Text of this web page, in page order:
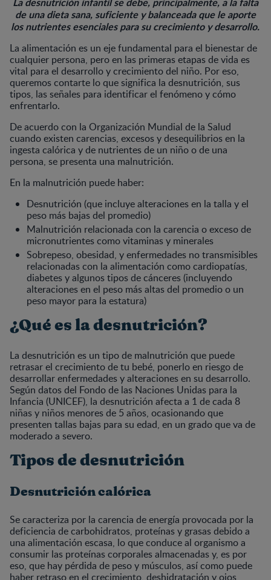
de una dieta sana, suficiente y balanceada que le aporte
los nutrientes esenciales para su crecimiento y desarrollo.
La alimentación es un eje fundamental para el bienestar de
cualquier persona, pero en las primeras etapas de vida es
vital para el desarrollo y crecimiento del niño. Por eso,
queremos contarte lo que significa la desnutrición, sus
tipos, las señales para identificar el fenómeno y cómo
enfrentarlo.
De acuerdo con la Organización Mundial de la Salud
cuando existen carencias, excesos y desequilibrios en la
ingesta calórica y de nutrientes de un niño o de una
persona, se presenta una malnutrición.
En la malnutrición puede haber:
Desnutrición (que incluye alteraciones en la talla y el
peso más bajas del promedio)
Malnutrición relacionada con la carencia o exceso de
micronutrientes como vitaminas y minerales
Sobrepeso, obesidad, y enfermedades no transmisibles
relacionadas con la alimentación como cardiopatías,
diabetes y algunos tipos de cánceres (incluyendo
alteraciones en el peso más altas del promedio o un
peso mayor para la estatura)
¿Qué es la desnutrición?
La desnutrición es un tipo de malnutrición que puede
retrasar el crecimiento de tu bebé, ponerlo en riesgo de
desarrollar enfermedades y alteraciones en su desarrollo.
Según datos del Fondo de las Naciones Unidas para la
Infancia (UNICEF), la desnutrición afecta a 1 de cada 8
niñas y niños menores de 5 años, ocasionando que
presenten tallas bajas para su edad, en un grado que va de
moderado a severo.
Tipos de desnutrición
Desnutrición calórica
Se caracteriza por la carencia de energía provocada por la
deficiencia de carbohidratos, proteínas y grasas debido a
una alimentación escasa, lo que conduce al organismo a
consumir las proteínas corporales almacenadas y, es por
eso, que hay pérdida de peso y músculos, así como puede
haber retraso en el crecimiento, deshidratación y ojos